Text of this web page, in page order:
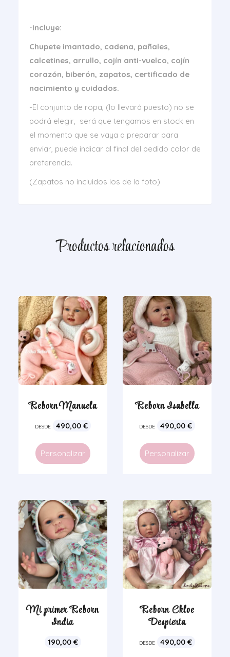
-Incluye:
Chupete imantado, cadena, pañales,
calcetines, arrullo, cojín anti-vuelco, cojín
corazón, biberón, zapatos, certificado de
nacimiento y cuidados.
-El conjunto de ropa, (lo llevará puesto) no se
podrá elegir, será que tengamos en stock en
el momento que se vaya a preparar para
enviar, puede indicar al final del pedido color de
preferencia.
(Zapatos no incluidos los de la foto)
Productos relacionados
Reborn Manuela
DESDE 490,00 €
Personalizar
Reborn Isabella
DESDE 490,00€
Personalizar
Mi primer Reborn
India
190,00 €
Reborn Chloe
Despierta
DESDE 490,00€